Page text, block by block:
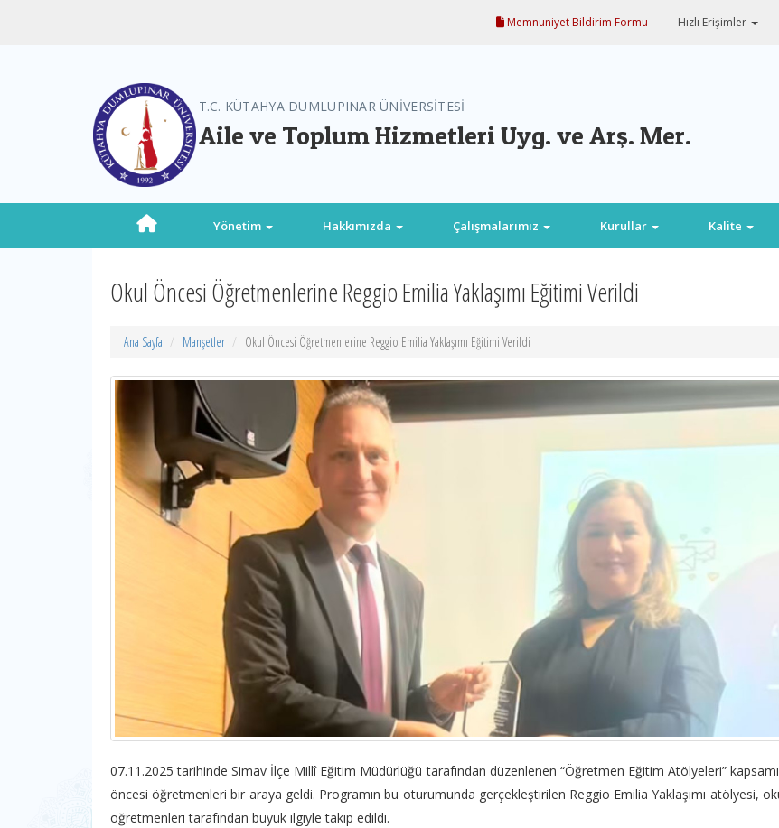
Memnuniyet Bildirim Formu Hızlı Erişimler
T.C. KÜTAHYA DUMLUPINAR ÜNİVERSİTESİ
Aile ve Toplum Hizmetleri Uyg. ve Arş. Mer.
Yönetim Hakkımızda Çalışmalarımız Kurullar Kalite
Okul Öncesi Öğretmenlerine Reggio Emilia Yaklaşımı Eğitimi Verildi
Ana Sayfa Manşetler Okul Öncesi Öğretmenlerine Reggio Emilia Yaklaşımı Eğitimi Verildi
07.11.2025 tarihinde Simav İlçe Millî Eğitim Müdürlüğü tarafından düzenlenen “Öğretmen Eğitim Atölyeleri”
öncesi öğretmenleri bir araya geldi. Programın bu oturumunda gerçekleştirilen Reggio Emilia Yaklaşımı atölyesi,
öğretmenleri tarafından büyük ilgiyle takip edildi.